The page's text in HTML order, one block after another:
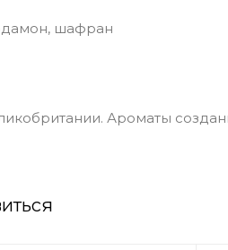
шафран
Ароматы